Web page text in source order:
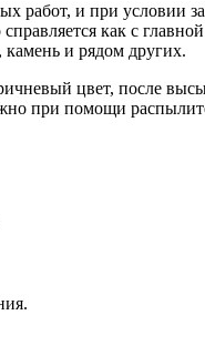
работ, и при условии
как с
камень и рядом других.
цвет, после
при помощи